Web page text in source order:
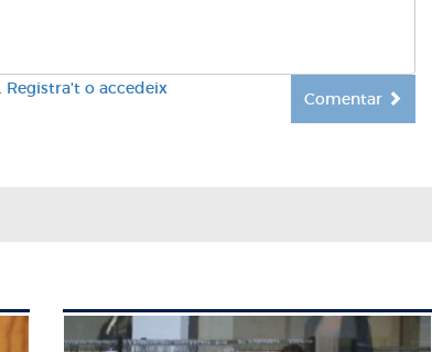
Registra't o accedeix
Comentar